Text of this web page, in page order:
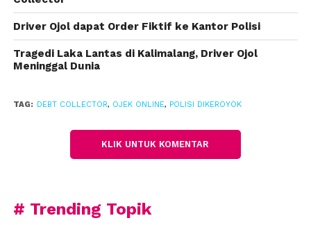
Usai keributan, pelaku melarikan diri, meninggalkan
dua sepeda motornya di pinggir jalan. Sepeda motor
tersebut antara lain Yamaha Mio warna merah F
Erna Ruswing membenarkan video tersebut
merupakan pengeroyokan terhadap polisi di
“Kami masih melakukan penyelidikan untuk
Driver Ojol dapat Order Fiktif ke Kantor Polisi
Tragedi Laka Lantas di Kalimalang, Driver Ojol
Meninggal Dunia
TAG: DEBT COLLECTOR, OJEK ONLINE, POLISI DIKEROYOK
KLIK UNTUK KOMENTAR
# Trending Topik